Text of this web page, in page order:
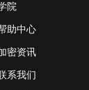
院
助中心
密资讯
系我们